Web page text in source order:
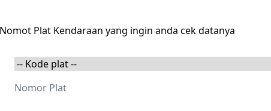
Plat Kendaraan yang ingin anda cek datanya